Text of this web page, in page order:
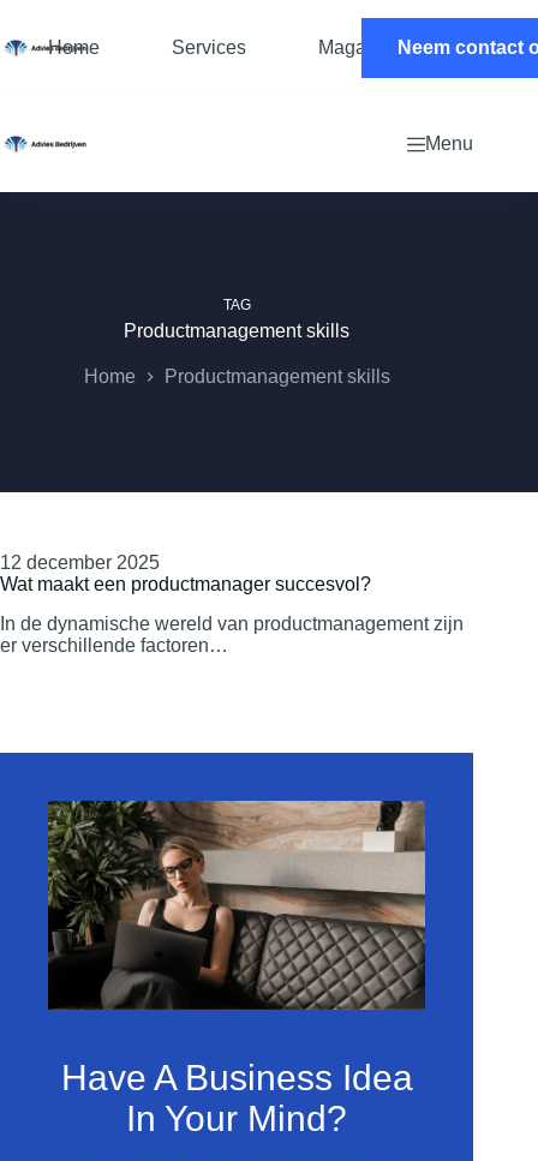
de
Home Services MagazineNeem contact
Menu
TAG
Productmanagement skills
Home Productmanagement skills
12 december 2025
Wat maakt een productmanager succesvol?
In de dynamische wereld van productmanagement zijn
er verschillende factoren…
Have A Business Idea
In Your Mind?